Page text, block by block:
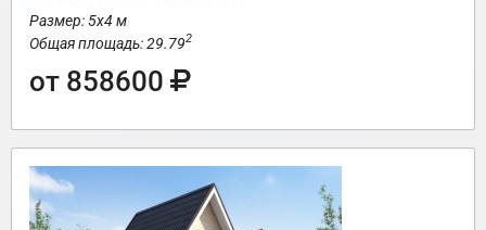
Размер: 5х4 м
Общая площадь: 29.792
от 858600